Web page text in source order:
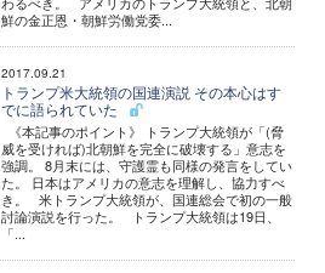
鮮の金正恩・朝鮮労働党委...
2017.09.21
トランプ米大統領の国連演説 その本心はす
でに語られていた
《本記事のポイント》 トランプ大統領が「(脅
威を受ければ)北朝鮮を完全に破壊する」意志を
強調。 8月末には、守護霊も同様の発言をしてい
た。 日本はアメリカの意志を理解し、協力すべ
き。 米トランプ大統領が、国連総会で初の一般
討論演説を行った。 トランプ大統領は19日、
「...